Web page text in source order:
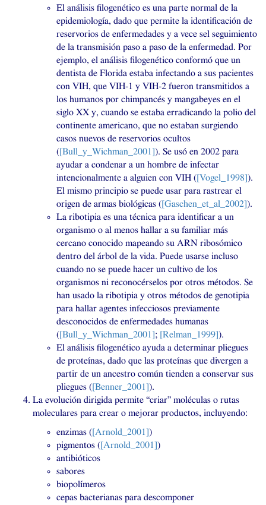
El análisis filogenético es una parte normal de la
epidemiología, dado que permite la identificación de
reservorios de enfermedades y a vece sel seguimiento
de la transmisión paso a paso de la enfermedad. Por
ejemplo, el análisis filogenético conformó que un
dentista de Florida estaba infectando a sus pacientes
con VIH, que VIH-1 y VIH-2 fueron transmitidos a
los humanos por chimpancés y mangabeyes en el
siglo XX y, cuando se estaba erradicando la polio del
continente americano, que no estaban surgiendo
casos nuevos de reservorios ocultos
([Bull_y_Wichman_2001]). Se usó en 2002 para
ayudar a condenar a un hombre de infectar
intencionalmente a alguien con VIH ([Vogel_1998]).
El mismo principio se puede usar para rastrear el
origen de armas biológicas ([Gaschen_et_al_2002]).
La ribotipia es una técnica para identificar a un
organismo o al menos hallar a su familiar más
cercano conocido mapeando su ARN ribosómico
dentro del árbol de la vida. Puede usarse incluso
cuando no se puede hacer un cultivo de los
organismos ni reconocérselos por otros métodos. Se
han usado la ribotipia y otros métodos de genotipia
para hallar agentes infecciosos previamente
desconocidos de enfermedades humanas
([Bull_y_Wichman_2001]; [Relman_1999]).
El análisis filogenético ayuda a determinar pliegues
de proteínas, dado que las proteínas que divergen a
partir de un ancestro común tienden a conservar sus
pliegues ([Benner_2001]).
La evolución dirigida permite “criar” moléculas o rutas
moleculares para crear o mejorar productos, incluyendo:
enzimas ([Arnold_2001])
pigmentos ([Arnold_2001])
antibióticos
sabores
biopolímeros
cepas bacterianas para descomponer